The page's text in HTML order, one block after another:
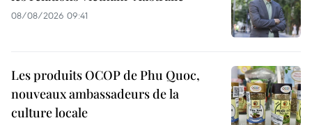
08/08/2026 09:41
Les produits OCOP de Phu Quoc,
nouveaux ambassadeurs de la
culture locale